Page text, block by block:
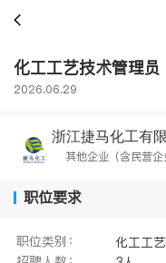
化工工艺技术管理员
2026.06.29
浙江捷马化工有
其他企业（含民营
职位要求
职位类别：
化工工